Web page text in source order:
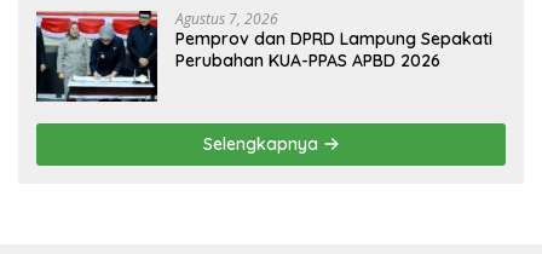
Agustus 7, 2026
Pemprov dan DPRD Lampung Sepakati
Perubahan KUA-PPAS APBD 2026
Selengkapnya